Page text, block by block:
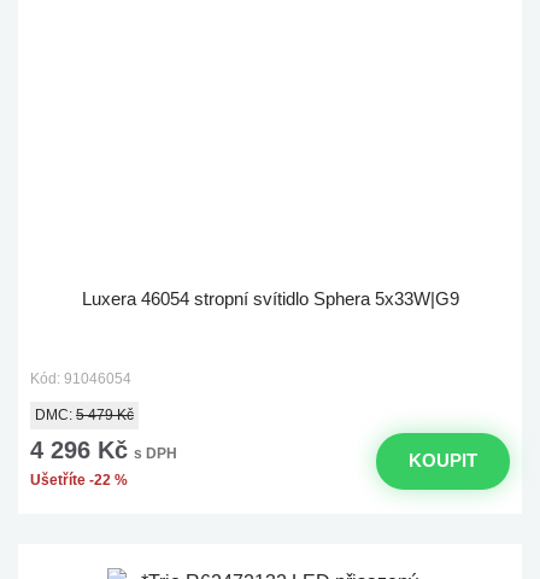
Luxera 46054 stropní svítidlo Sphera 5x33W|G9
Kód: 91046054
DMC: 5 479 Kč
4 296 Kč s DPH
Ušetříte -22 %
KOUPIT